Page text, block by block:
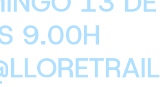
9.00H